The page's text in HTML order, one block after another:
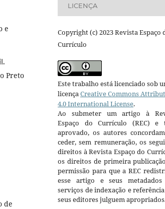
e
Preto
de
LICENÇA
Copyright (c) 2023 Revista Espaço
Currículo
Este trabalho está licenciado sob
licençaCreative Commons
4.0 International License.
Ao submeter um artigo à
Espaço do Currículo (REC) e
aprovado, os autores
ceder, sem remuneração, os
direitos à Revista Espaço do
os direitos de primeira
permissão para que a REC
esse artigo e seus metadados
serviços de indexação e
seus editores julguem